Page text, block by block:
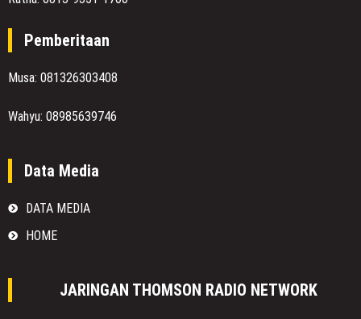
Pemberitaan
Musa: 081326303408
Wahyu: 08985639746
Data Media
DATA MEDIA
HOME
JARINGAN THOMSON RADIO NETWORK